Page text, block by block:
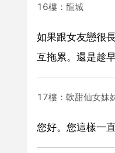
16樓：龍城
如果跟女友戀很
互拖累。還是趁
17樓：軟甜仙女妹
您好。您這樣一